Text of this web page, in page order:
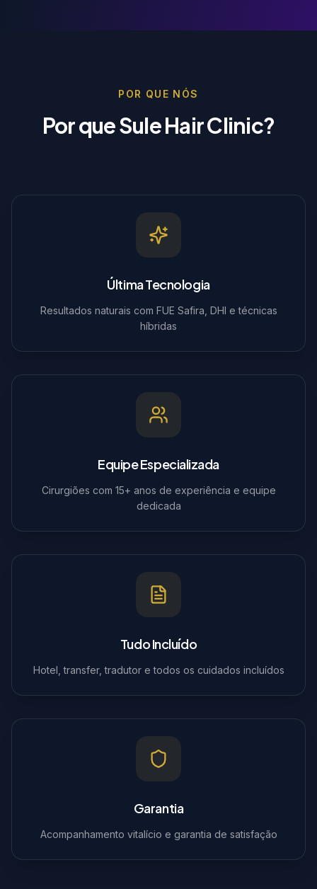
POR QUE NÓS
Por que Sule Hair Clinic?
Última Tecnologia
Resultados naturais com FUE Safira, DHI e técnicas
híbridas
Equipe Especializada
Cirurgiões com 15+ anos de experiência e equipe
dedicada
Tudo Incluído
Hotel, transfer, tradutor e todos os cuidados incluídos
Garantia
Acompanhamento vitalício e garantia de satisfação